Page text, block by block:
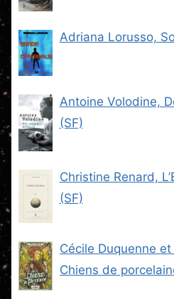
Adriana Lorusso,
Antoine Volodine,
(SF)
Christine Renard,
(SF)
Cécile Duquenne
Chiens de